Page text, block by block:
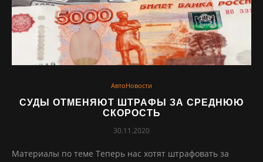
АвтоНовости
СУДЫ ОТМЕНЯЮТ ШТРАФЫ ЗА СРЕДНЮЮ
СКОРОСТЬ
30.11.2020
Материалы по теме Теперь нас хотят штрафовать за